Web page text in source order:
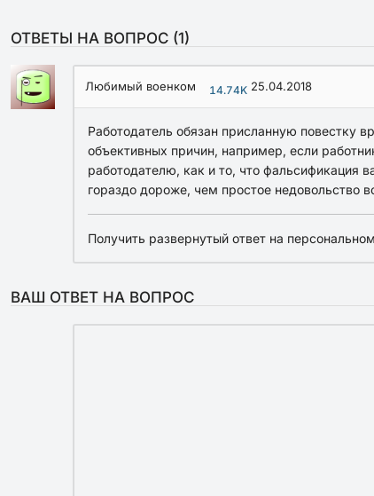
ОТВЕТЫ НА ВОПРОС (1)
Любимый военком 14.74K 25.04.2018
Работодатель обязан присланную повестку
объективных причин, например, если
работодателю, как и то, что фальсификация
гораздо дороже, чем простое недовольство
Получить развернутый ответ на
ВАШ ОТВЕТ НА ВОПРОС